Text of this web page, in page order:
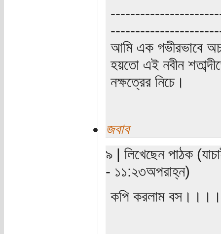
আমি এক গভীরভাবে
হয়তো এই নবীন
নক্ষত্রের নিচে।
জবাব
৯ | লিখেছেন পাঠক
- ১১:২৩অপরাহ্ন)
কপি করলাম বস।।।।